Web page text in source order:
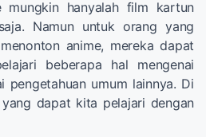
mungkin hanyalah film kartun
Namun untuk orang yang
anime, mereka dapat
beberapa hal mengenai
pengetahuan umum lainnya. Di
dapat kita pelajari dengan